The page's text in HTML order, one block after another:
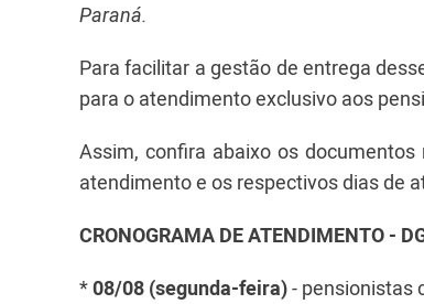
Paraná.
Para facilitar a gestão de entrega
para o atendimento exclusivo aos
Assim, confira abaixo os
atendimento e os respectivos dias de
CRONOGRAMA DE ATENDIMENTO -
*08/08 (segunda-feira)- pensionistas